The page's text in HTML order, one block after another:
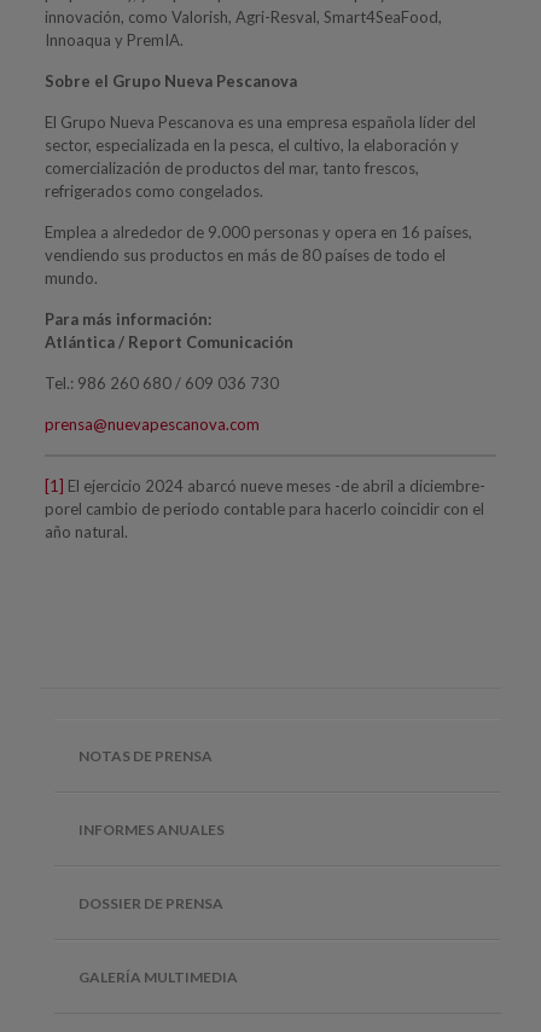
innovación, como Valorish, Agri-Resval, Smart4SeaFood,
Innoaqua y PremIA.
Sobre el Grupo Nueva Pescanova
El Grupo Nueva Pescanova es una empresa española líder del
sector, especializada en la pesca, el cultivo, la elaboración y
comercialización de productos del mar, tanto frescos,
refrigerados como congelados.
Emplea a alrededor de 9.000 personas y opera en 16 países,
vendiendo sus productos en más de 80 países de todo el
mundo.
Para más información:
Atlántica / Report Comunicación
Tel.: 986 260 680 / 609 036 730
prensa@nuevapescanova.com
[1] El ejercicio 2024 abarcó nueve meses -de abril a diciembre-
porel cambio de periodo contable para hacerlo coincidir con el
año natural.
NOTAS DE PRENSA
INFORMES ANUALES
DOSSIER DE PRENSA
GALERÍA MULTIMEDIA